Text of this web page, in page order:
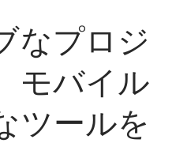
なプロジ
モバイル
ツールを